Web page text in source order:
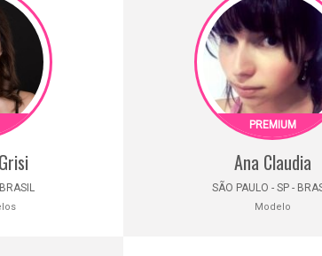
Ana Claudia
SÃO PAULO - SP -
Modelo